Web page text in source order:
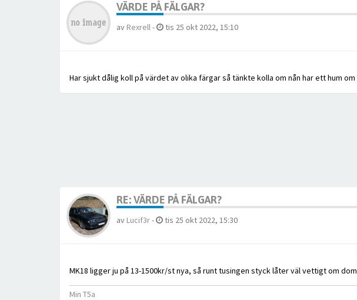
VÄRDE PÅ FÄLGAR?
av Rexrell- tis 25 okt 2022, 15:10
Har sjukt dålig koll på värdet av olika färgar så tänkte kolla om nån har ett hum
RE: VÄRDE PÅ FÄLGAR?
av Lucif3r- tis 25 okt 2022, 15:30
MK18 ligger ju på 13-1500kr/st nya, så runt tusingen styck låter väl vettigt om
Min T5a